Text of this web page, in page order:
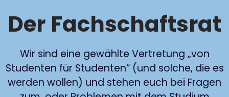
Der Fachschaftsrat
Wir sind eine gewählte Vertretung „von
Studenten für Studenten“ (und solche, die es
werden wollen) und stehen euch bei Fragen